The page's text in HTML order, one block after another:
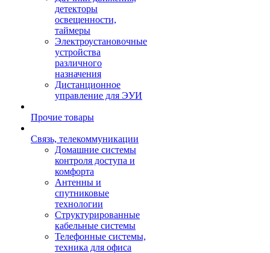
детекторы
освещенности,
таймеры
Электроустановочные
устройства
различного
назначения
Дистанционное
управление для ЭУИ
Прочие товары
Связь, телекоммуникации
Домашние системы
контроля доступа и
комфорта
Антенны и
спутниковые
технологии
Структурированные
кабельные системы
Телефонные системы,
техника для офиса